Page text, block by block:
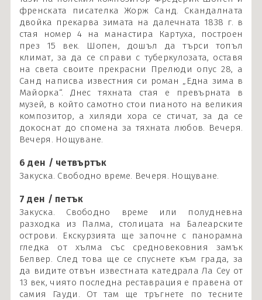
френската писателка Жорж Санд. Скандалната
двойка прекарва зимата на далечната 1838 г. в
стая номер 4 на манастира Картуха, построен
през 15 век. Шопен, дошъл да търси топъл
климат, за да се справи с туберкулозата, оставя
на света своите прекрасни Прелюди опус 28, а
Санд написва известния си роман „Една зима в
Майорка“. Днес тяхната стая е превърната в
музей, в който самотно стои пианото на великия
композитор, а хиляди хора се стичат, за да се
докоснат до спомена за тяхната любов. Вечеря.
Вечеря. Нощуване.
6 ден / четвъртък
Закуска. Свободно време. Вечеря. Нощуване.
7 ден / петък
Закуска. Свободно време или полудневна
разходка из Палма, столицата на Балеарските
острови. Екскурзията ще започне с панорамна
гледка от хълма със средновековния замък
Белвер. След това ще се спуснете към града, за
да видите отвън известната катедрала Ла Сеу от
13 век, чиято последна реставрация е правена от
самия Гауди. От там ще тръгнете по тесните